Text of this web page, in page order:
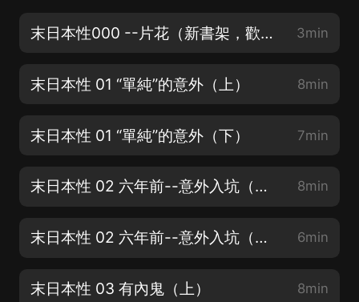
末日本性000 --片花（新書架，歡迎訂閱哦！） 3min
末日本性 01 “單純”的意外（上） 8min
末日本性 01 “單純”的意外（下） 7min
末日本性 02 六年前--意外入坑（上） 8min
末日本性 02 六年前--意外入坑（下） 6min
末日本性 03 有內鬼（上） 8min